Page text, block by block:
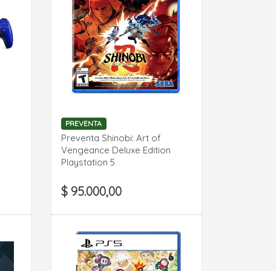
PREVENTA
Preventa Shinobi: Art of
Vengeance Deluxe Edition
Playstation 5
$ 95.000,00
VER DETALLE